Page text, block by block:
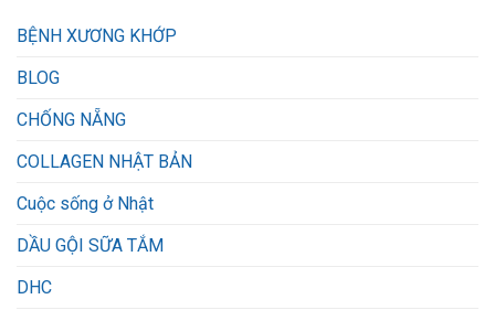
BỆNH XƯƠNG KHỚP
BLOG
CHỐNG NẴNG
COLLAGEN NHẬT BẢN
Cuộc sống ở Nhật
DẦU GỘI SỮA TẮM
DHC